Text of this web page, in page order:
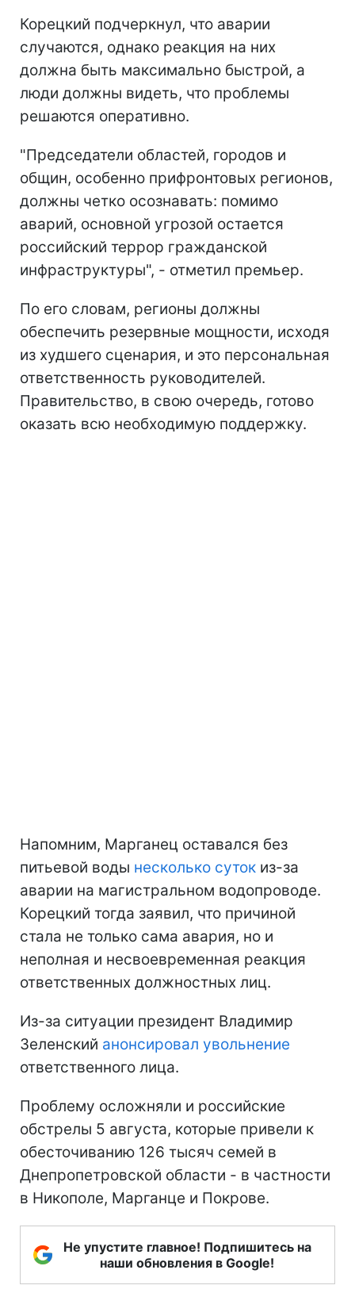
Корецкий подчеркнул, что аварии
случаются, однако реакция на них
должна быть максимально быстрой, а
люди должны видеть, что проблемы
решаются оперативно.
"Председатели областей, городов и
общин, особенно прифронтовых регионов,
должны четко осознавать: помимо
аварий, основной угрозой остается
российский террор гражданской
инфраструктуры", - отметил премьер.
По его словам, регионы должны
обеспечить резервные мощности, исходя
из худшего сценария, и это персональная
ответственность руководителей.
Правительство, в свою очередь, готово
оказать всю необходимую поддержку.
Напомним, Марганец оставался без
питьевой воды несколько суток из-за
аварии на магистральном водопроводе.
Корецкий тогда заявил, что причиной
стала не только сама авария, но и
неполная и несвоевременная реакция
ответственных должностных лиц.
Из-за ситуации президент Владимир
Зеленский анонсировал увольнение
ответственного лица.
Проблему осложняли и российские
обстрелы 5 августа, которые привели к
обесточиванию 126 тысяч семей в
Днепропетровской области - в частности
в Никополе, Марганце и Покрове.
Не упустите главное! Подпишитесь на
наши обновления в Google!